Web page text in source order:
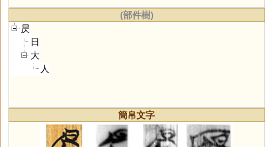
(部件樹)
昃
日
大
人
簡帛文字